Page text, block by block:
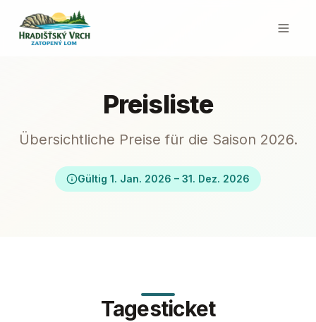
Preisliste
Übersichtliche Preise für die Saison 2026.
Gültig 1. Jan. 2026 – 31. Dez. 2026
Tagesticket